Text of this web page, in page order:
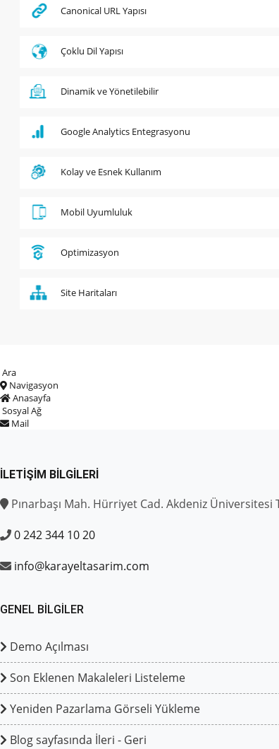
Canonical URL Yapısı
Çoklu Dil Yapısı
Dinamik ve Yönetilebilir
Google Analytics Entegrasyonu
Kolay ve Esnek Kullanım
Mobil Uyumluluk
Optimizasyon
Site Haritaları
Ara
Navigasyon
Anasayfa
Sosyal Ağ
Mail
İLETIŞIM BILGILERI
Pınarbaşı Mah. Hürriyet Cad. Akdeniz Üniversitesi
0 242 344 10 20
info@karayeltasarim.com
GENEL BILGILER
Demo Açılması
Son Eklenen Makaleleri Listeleme
Yeniden Pazarlama Görseli Yükleme
Blog sayfasında İleri - Geri